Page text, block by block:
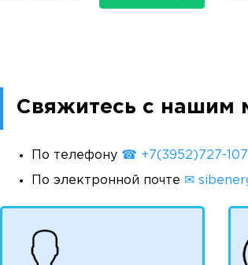
Свяжитесь с нашим
По телефону ☎ +7(3952)727-107
По электронной почте ✉